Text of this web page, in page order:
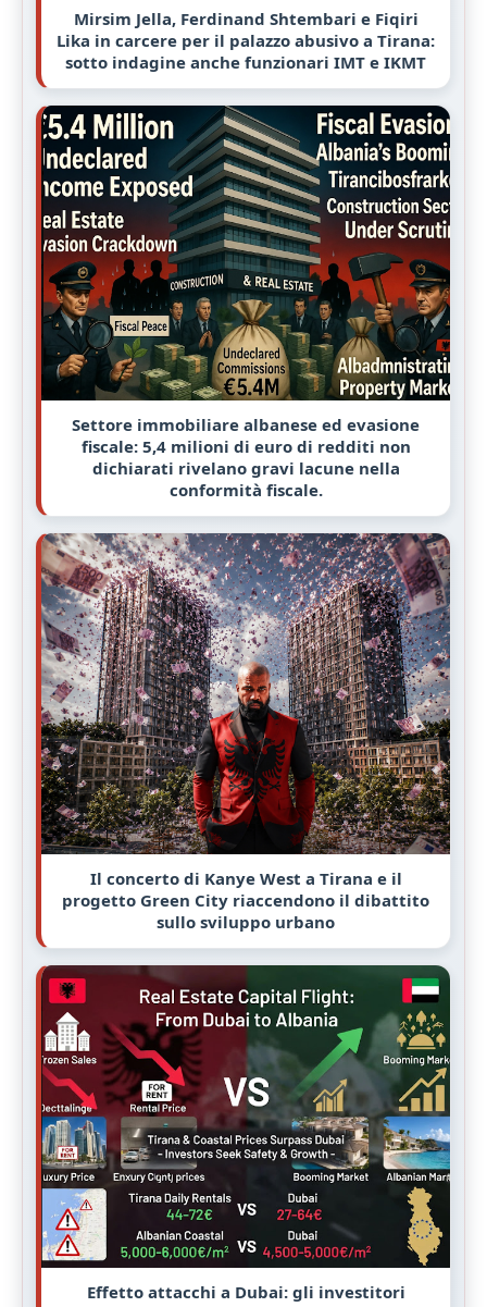
Mirsim Jella, Ferdinand Shtembari e Fiqiri
Lika in carcere per il palazzo abusivo a Tirana:
sotto indagine anche funzionari IMT e IKMT
Settore immobiliare albanese ed evasione
fiscale: 5,4 milioni di euro di redditi non
dichiarati rivelano gravi lacune nella
conformità fiscale.
Il concerto di Kanye West a Tirana e il
progetto Green City riaccendono il dibattito
sullo sviluppo urbano
Effetto attacchi a Dubai: gli investitori